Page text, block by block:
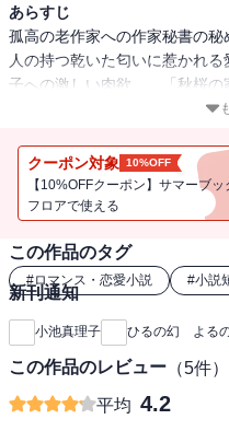
あらすじ
孤高の老作家への作家秘書の
人の持つ乾いた匂いに惹かれ
子への激しい肉欲……「秋桜の
男……「彼なりの美学」、年下
い、男女のひそやかで強烈な
収める。きめ細かに官能の世
篇集。
クーポン対象 10%OFF
【10%OFFクーポン】サマーブ
フロアで使える
この作品のタグ
#ロマンス・恋愛小説 #小説
新刊通知
小池真理子 ひるの幻 よる
この作品のレビュー （5件）
平均 4.2